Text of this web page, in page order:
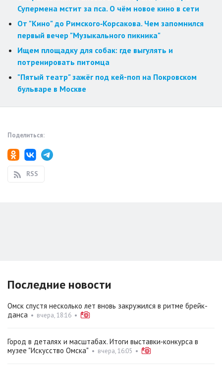
Супермена мстит за пса. О чём новое кино в сети
От "Кино" до Римского‑Корсакова. Чем запомнился
первый вечер "Музыкального пикника"
Ищем площадку для собак: где выгулять и
потренировать питомца
"Пятый театр" зажёг под кей-поп на Покровском
бульваре в Москве
Поделиться:
RSS
Последние новости
Омск спустя несколько лет вновь закружился в ритме брейк-
данса • вчера, 18:16 •
Город в деталях и масштабах. Итоги выставки‑конкурса в
музее "Искусство Омска" • вчера, 16:05 •